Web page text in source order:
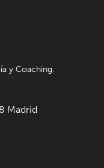
y Coaching.
Madrid